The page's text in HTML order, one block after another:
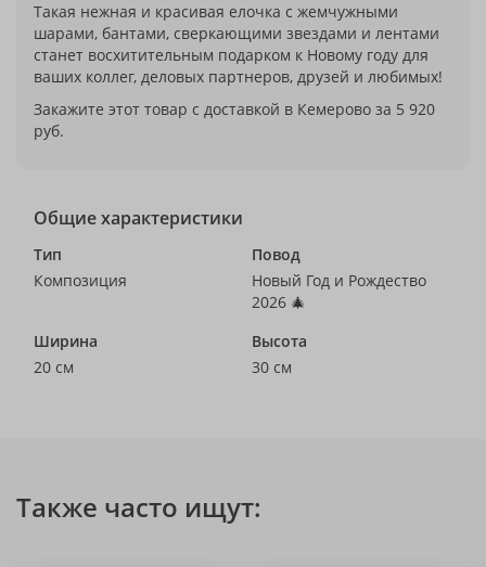
Такая нежная и красивая елочка с жемчужными
шарами, бантами, сверкающими звездами и лентами
станет восхитительным подарком к Новому году для
ваших коллег, деловых партнеров, друзей и любимых!
Закажите этот товар с доставкой в Кемерово за 5 920
руб.
Общие характеристики
Тип
Композиция
Повод
Новый Год и Рождество
2026 🎄
Ширина
20 см
Высота
30 см
Также часто ищут: